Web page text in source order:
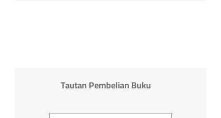
Tautan Pembelian Buku